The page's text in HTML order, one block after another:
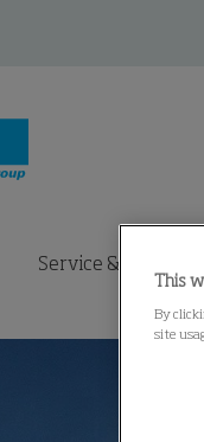
Service & Ersatzteile
This
By
site